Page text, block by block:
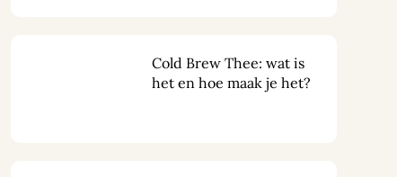
Cold Brew Thee: wat is
het en hoe maak je het?